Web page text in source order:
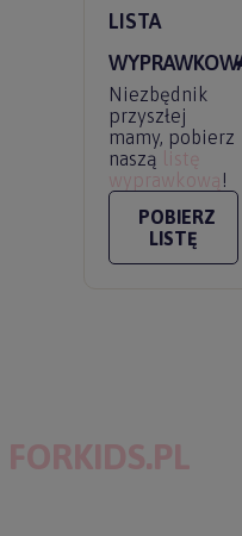
LISTA
Niezbędnik
przyszłej
mamy, pobierz
naszą
listę
wyprawkową !
POBIERZ
LISTĘ
FORKIDS.PL